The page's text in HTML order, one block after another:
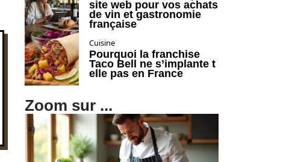
site web pour vos achats
de vin et gastronomie
française
Cuisine
Pourquoi la franchise
Taco Bell ne s’implante t
elle pas en France
Zoom sur ...